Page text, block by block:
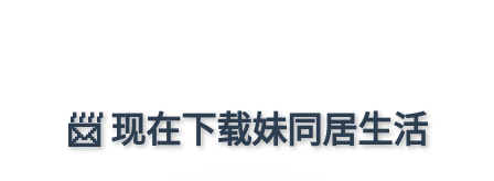
📨 现在下载妹同居生活